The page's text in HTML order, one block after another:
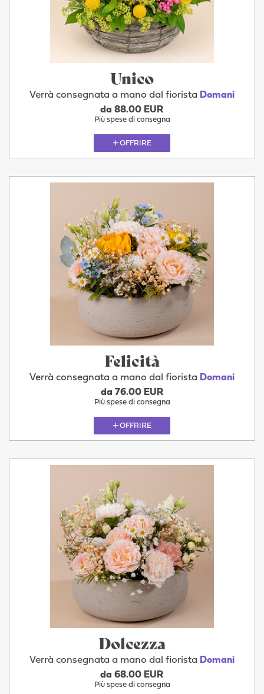
Unico
Verrà consegnata a mano dal fiorista Domani
da 88.00 EUR
Più spese di consegna
OFFRIRE
Felicità
Verrà consegnata a mano dal fiorista Domani
da 76.00 EUR
Più spese di consegna
OFFRIRE
Dolcezza
Verrà consegnata a mano dal fiorista Domani
da 68.00 EUR
Più spese di consegna